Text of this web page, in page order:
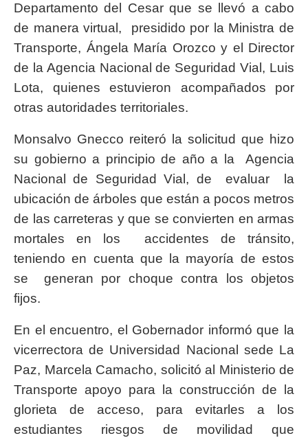
Departamento del Cesar que se llevó a cabo
de manera virtual, presidido por la Ministra de
Transporte, Ángela María Orozco y el Director
de la Agencia Nacional de Seguridad Vial, Luis
Lota, quienes estuvieron acompañados por
otras autoridades territoriales.
Monsalvo Gnecco reiteró la solicitud que hizo
su gobierno a principio de año a la Agencia
Nacional de Seguridad Vial, de evaluar la
ubicación de árboles que están a pocos metros
de las carreteras y que se convierten en armas
mortales en los accidentes de tránsito,
teniendo en cuenta que la mayoría de estos
se generan por choque contra los objetos
fijos.
En el encuentro, el Gobernador informó que la
vicerrectora de Universidad Nacional sede La
Paz, Marcela Camacho, solicitó al Ministerio de
Transporte apoyo para la construcción de la
glorieta de acceso, para evitarles a los
estudiantes riesgos de movilidad que